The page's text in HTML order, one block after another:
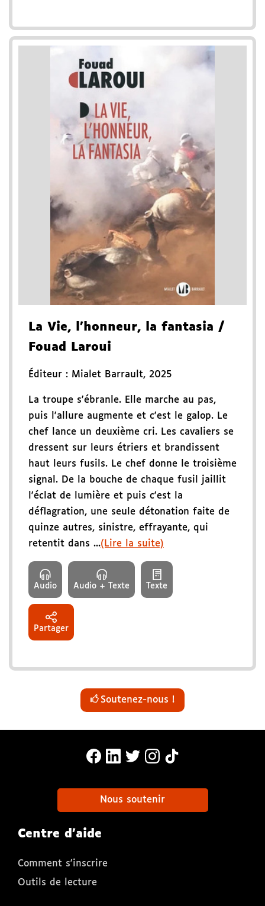
La Vie, l'honneur, la fantasia /
Fouad Laroui
Éditeur : Mialet Barrault, 2025
La troupe s'ébranle. Elle marche au pas,
puis l'allure augmente et c'est le galop. Le
chef lance un deuxième cri. Les cavaliers se
dressent sur leurs étriers et brandissent
haut leurs fusils. Le chef donne le troisième
signal. De la bouche de chaque fusil jaillit
l'éclat de lumière et puis c'est la
déflagration, une seule détonation faite de
quinze autres, sinistre, effrayante, qui
retentit dans ...(Lire la suite)
Audio Audio + Texte Texte
Partager
Soutenez-nous !
MonaLira Sur Facebook (nouvelle
MonaLira Sur Linkedin
MonaLira Sur Twitter
MonaLira Sur
Nous soutenir
Centre d'aide
Comment s'inscrire
Outils de lecture